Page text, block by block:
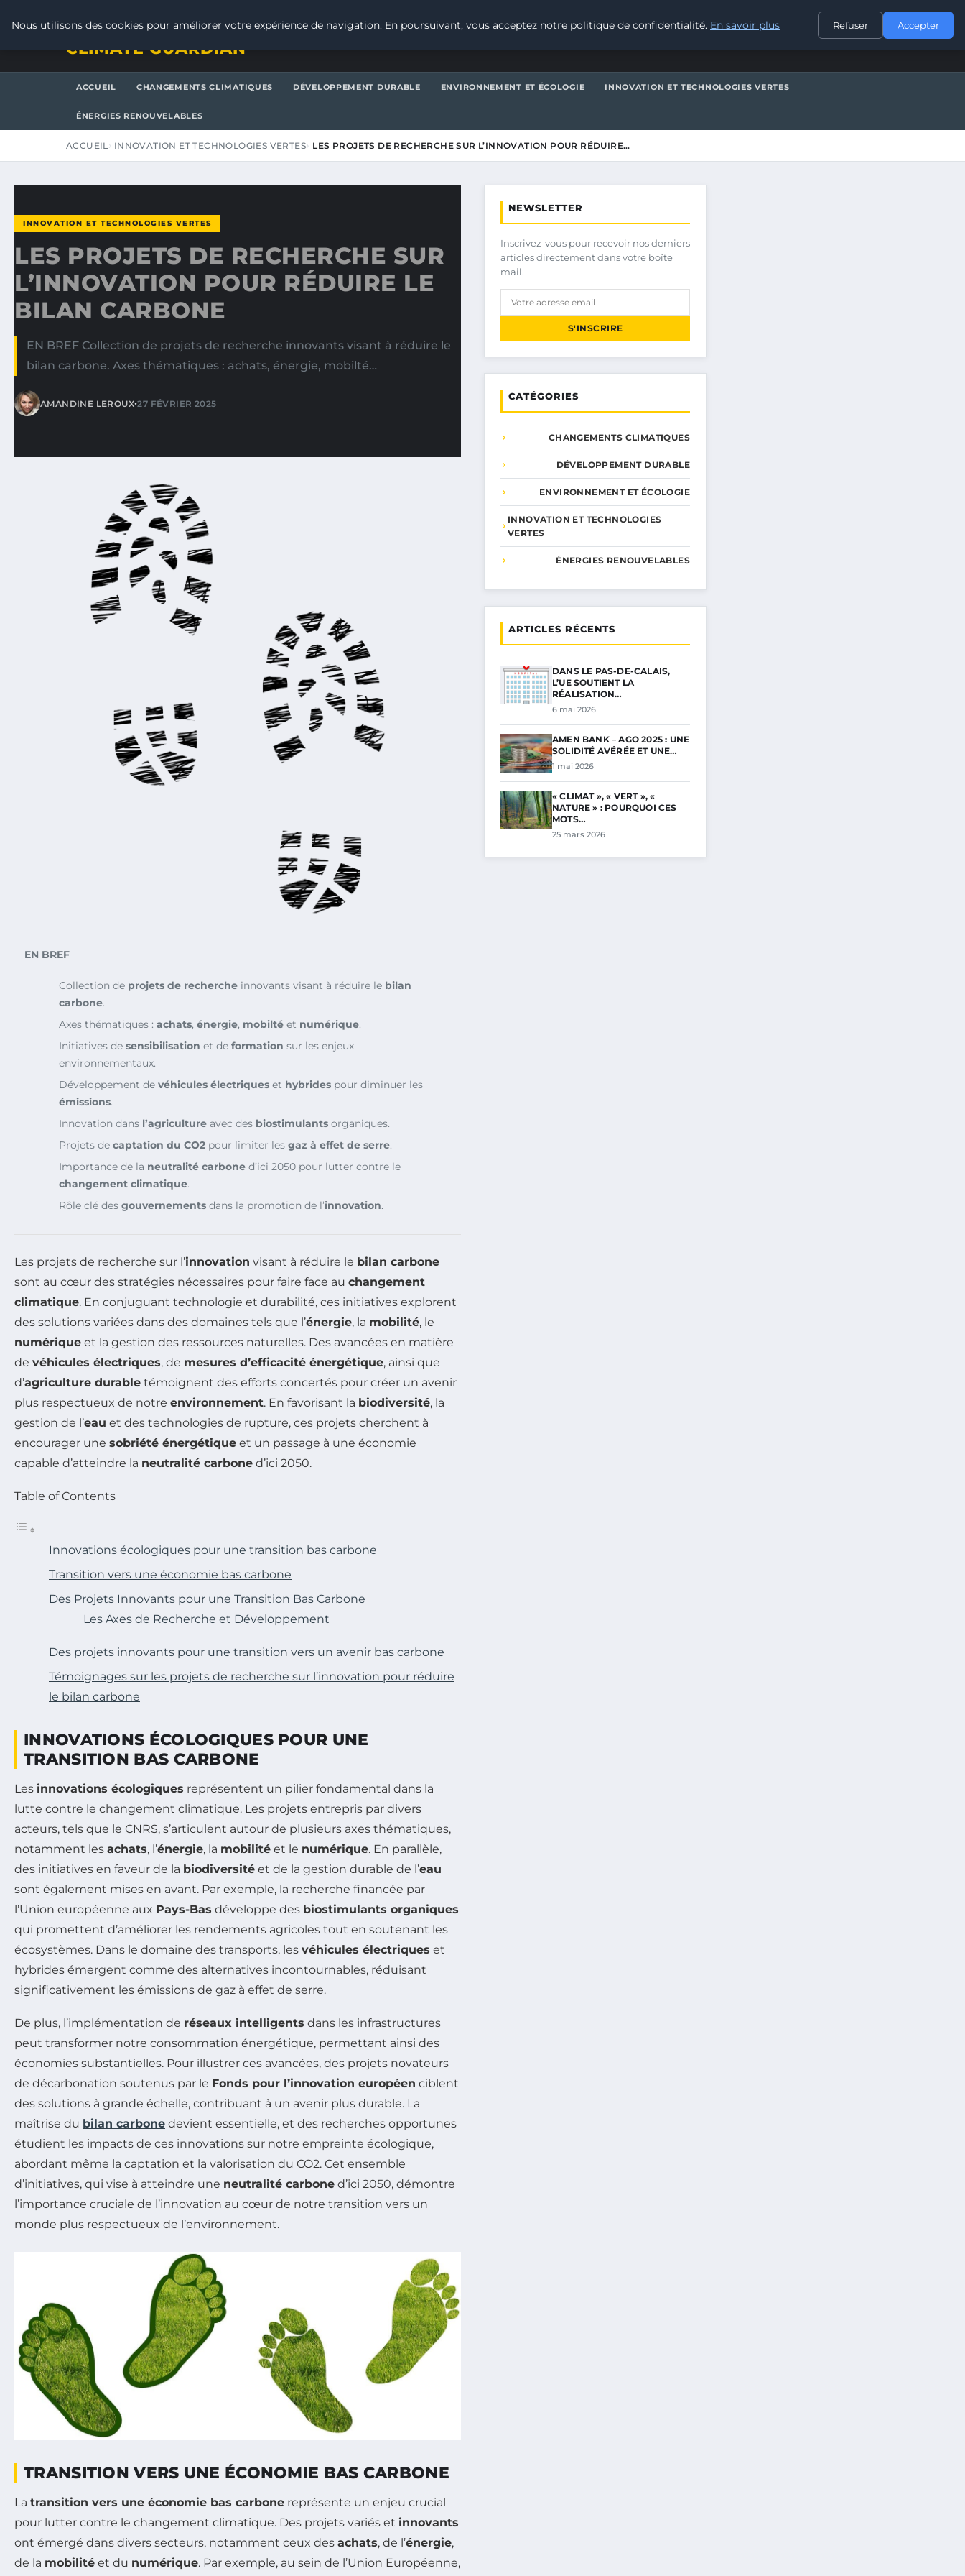
CONTACT
CLIMATE GUARDIAN
ACCUEIL CHANGEMENTS CLIMATIQUES DÉVELOPPEMENT DURABLE ENVIRONNEMENT ET ÉCOLOGIE INNOVATION ET TECHNOLOGIES VERTES
ÉNERGIES RENOUVELABLES
ACCUEIL INNOVATION ET TECHNOLOGIES VERTES LES PROJETS DE RECHERCHE SUR L’INNOVATION POUR RÉDUIRE…
INNOVATION ET TECHNOLOGIES VERTES
LES PROJETS DE RECHERCHE SUR
L’INNOVATION POUR RÉDUIRE LE
BILAN CARBONE
EN BREF Collection de projets de recherche innovants visant à réduire le
bilan carbone. Axes thématiques : achats, énergie, mobilté…
AMANDINE LEROUX•27 FÉVRIER 2025
EN BREF
Collection de projets de recherche innovants visant à réduire le bilan
carbone.
Axes thématiques : achats, énergie, mobilté et numérique.
Initiatives de sensibilisation et de formation sur les enjeux
environnementaux.
Développement de véhicules électriques et hybrides pour diminuer les
émissions.
Innovation dans l’agriculture avec des biostimulants organiques.
Projets de captation du CO2 pour limiter les gaz à effet de serre.
Importance de la neutralité carbone d’ici 2050 pour lutter contre le
changement climatique.
Rôle clé des gouvernements dans la promotion de l’innovation.
Les projets de recherche sur l’innovation visant à réduire le bilan carbone
sont au cœur des stratégies nécessaires pour faire face au changement
climatique. En conjuguant technologie et durabilité, ces initiatives explorent
des solutions variées dans des domaines tels que l’énergie, la mobilité, le
numérique et la gestion des ressources naturelles. Des avancées en matière
de véhicules électriques, de mesures d’efficacité énergétique, ainsi que
d’agriculture durable témoignent des efforts concertés pour créer un avenir
plus respectueux de notre environnement. En favorisant la biodiversité, la
gestion de l’eau et des technologies de rupture, ces projets cherchent à
encourager une sobriété énergétique et un passage à une économie
capable d’atteindre la neutralité carbone d’ici 2050.
Table of Contents
Innovations écologiques pour une transition bas carbone
Transition vers une économie bas carbone
Des Projets Innovants pour une Transition Bas Carbone
Les Axes de Recherche et Développement
Des projets innovants pour une transition vers un avenir bas carbone
Témoignages sur les projets de recherche sur l’innovation pour réduire
le bilan carbone
INNOVATIONS ÉCOLOGIQUES POUR UNE
TRANSITION BAS CARBONE
Les innovations écologiques représentent un pilier fondamental dans la
lutte contre le changement climatique. Les projets entrepris par divers
acteurs, tels que le CNRS, s’articulent autour de plusieurs axes thématiques,
notamment les achats, l’énergie, la mobilité et le numérique. En parallèle,
des initiatives en faveur de la biodiversité et de la gestion durable de l’eau
sont également mises en avant. Par exemple, la recherche financée par
l’Union européenne aux Pays-Bas développe des biostimulants organiques
qui promettent d’améliorer les rendements agricoles tout en soutenant les
écosystèmes. Dans le domaine des transports, les véhicules électriques et
hybrides émergent comme des alternatives incontournables, réduisant
significativement les émissions de gaz à effet de serre.
De plus, l’implémentation de réseaux intelligents dans les infrastructures
peut transformer notre consommation énergétique, permettant ainsi des
économies substantielles. Pour illustrer ces avancées, des projets novateurs
de décarbonation soutenus par le Fonds pour l’innovation européen ciblent
des solutions à grande échelle, contribuant à un avenir plus durable. La
maîtrise du bilan carbone devient essentielle, et des recherches opportunes
étudient les impacts de ces innovations sur notre empreinte écologique,
abordant même la captation et la valorisation du CO2. Cet ensemble
d’initiatives, qui vise à atteindre une neutralité carbone d’ici 2050, démontre
l’importance cruciale de l’innovation au cœur de notre transition vers un
monde plus respectueux de l’environnement.
TRANSITION VERS UNE ÉCONOMIE BAS CARBONE
La transition vers une économie bas carbone représente un enjeu crucial
pour lutter contre le changement climatique. Des projets variés et innovants
ont émergé dans divers secteurs, notamment ceux des achats, de l’énergie,
de la mobilité et du numérique. Par exemple, au sein de l’Union Européenne,
NEWSLETTER
Inscrivez-vous pour recevoir nos derniers
articles directement dans votre boîte
mail.
S'INSCRIRE
CATÉGORIES
CHANGEMENTS CLIMATIQUES
DÉVELOPPEMENT DURABLE
ENVIRONNEMENT ET ÉCOLOGIE
INNOVATION ET TECHNOLOGIES
VERTES
ÉNERGIES RENOUVELABLES
ARTICLES RÉCENTS
DANS LE PAS-DE-CALAIS,
L’UE SOUTIENT LA
RÉALISATION…
6 mai 2026
AMEN BANK – AGO 2025 : UNE
SOLIDITÉ AVÉRÉE ET UNE…
1 mai 2026
« CLIMAT », « VERT », «
NATURE » : POURQUOI CES
MOTS…
25 mars 2026
Nous utilisons des cookies pour améliorer votre expérience de navigation. En poursuivant, vous acceptez notre politique de confidentialité. En savoir plus Refuser Accepter